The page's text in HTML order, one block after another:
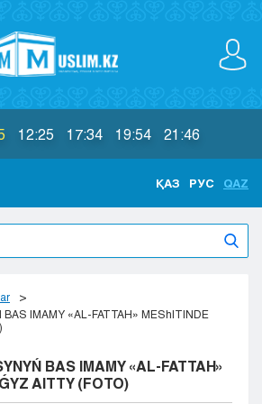
12:25 17:34 19:54 21:46
ҚАЗ РУС QAZ
BAS IMAMY «AL-FATTAH» MEShITINDE
BAS IMAMY «AL-FATTAH»
AITTY (FOTO)